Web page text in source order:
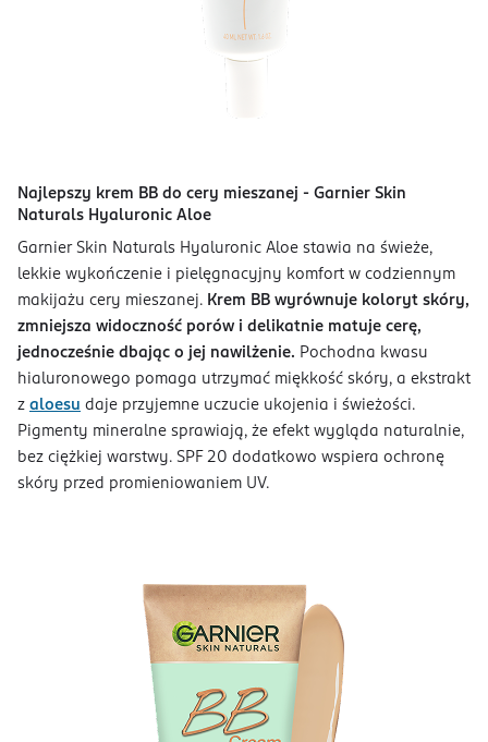
Najlepszy krem BB do cery mieszanej - Garnier Skin
Naturals Hyaluronic Aloe
Garnier Skin Naturals Hyaluronic Aloe stawia na świeże,
lekkie wykończenie i pielęgnacyjny komfort w codziennym
makijażu cery mieszanej. Krem BB wyrównuje koloryt skóry,
zmniejsza widoczność porów i delikatnie matuje cerę,
jednocześnie dbając o jej nawilżenie. Pochodna kwasu
hialuronowego pomaga utrzymać miękkość skóry, a ekstrakt
z aloesu daje przyjemne uczucie ukojenia i świeżości.
Pigmenty mineralne sprawiają, że efekt wygląda naturalnie,
bez ciężkiej warstwy. SPF 20 dodatkowo wspiera ochronę
skóry przed promieniowaniem UV.